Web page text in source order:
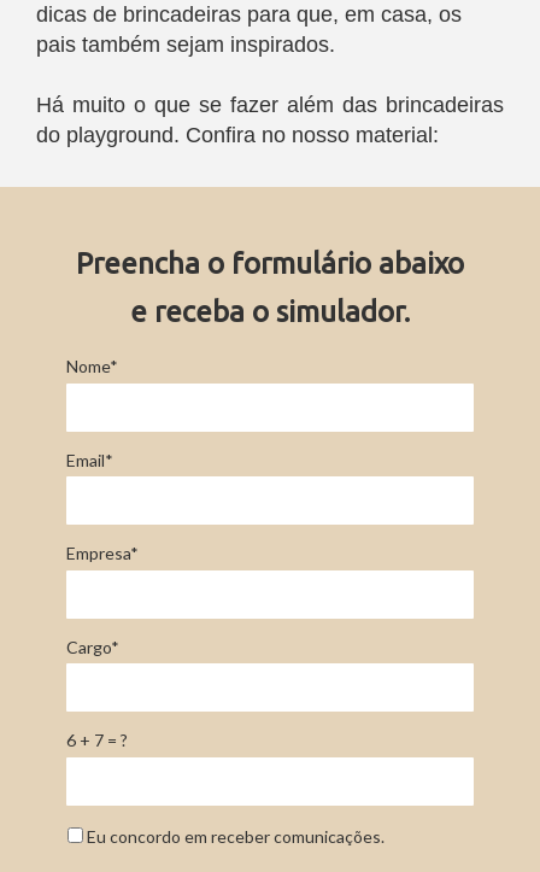
dicas de brincadeiras para que, em casa, os
pais também sejam inspirados.
Há muito o que se fazer além das brincadeiras
do playground. Confira no nosso material:
Preencha o formulário abaixo
e receba o simulador.
Nome*
Email*
Empresa*
Cargo*
6 + 7 = ?
Eu concordo em receber comunicações.